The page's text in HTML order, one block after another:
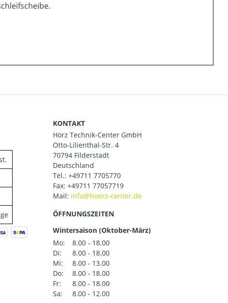
KONTAKT
Hörz Technik-Center GmbH
Otto-Lilienthal-Str. 4
70794 Filderstadt
Deutschland
Tel.: +49711 7705770
Fax: +49711 77057719
Mail:
ÖFFNUNGSZEITEN
Wintersaison (Oktober-März)
Mo:
8.00 - 18.00
Di:
8.00 - 18.00
Mi:
8.00 - 13.00
Do:
8.00 - 18.00
Fr:
8.00 - 18.00
Sa:
8.00 - 12.00